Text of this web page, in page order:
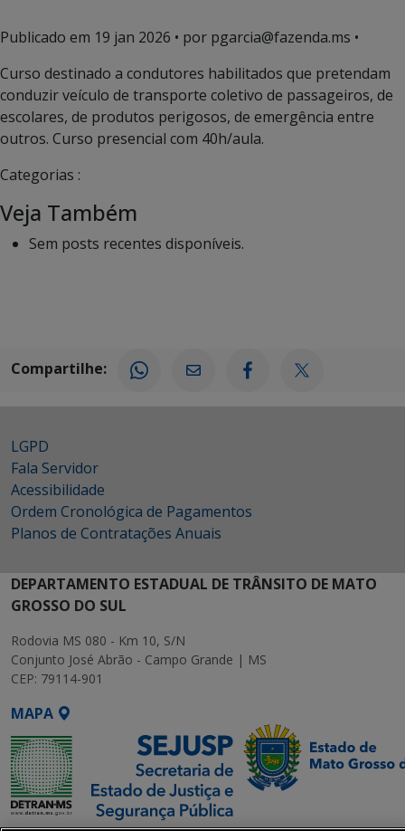
Publicado em 19 jan 2026 • por pgarcia@fazenda.ms •
Curso destinado a condutores habilitados que pretendam
conduzir veículo de transporte coletivo de passageiros, de
escolares, de produtos perigosos, de emergência entre
outros. Curso presencial com 40h/aula.
Categorias :
Veja Também
Sem posts recentes disponíveis.
Compartilhe:
LGPD
Fala Servidor
Acessibilidade
Ordem Cronológica de Pagamentos
Planos de Contratações Anuais
DEPARTAMENTO ESTADUAL DE TRÂNSITO DE MATO
GROSSO DO SUL
Rodovia MS 080 - Km 10, S/N
Conjunto José Abrão - Campo Grande | MS
CEP: 79114-901
MAPA